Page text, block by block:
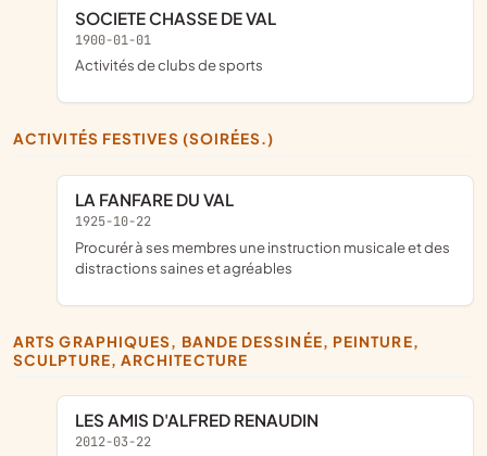
SOCIETE CHASSE DE VAL
1900-01-01
Activités de clubs de sports
ACTIVITÉS FESTIVES (SOIRÉES.)
LA FANFARE DU VAL
1925-10-22
procurér à ses membres une instruction musicale et des
distractions saines et agréables
ARTS GRAPHIQUES, BANDE DESSINÉE, PEINTURE,
SCULPTURE, ARCHITECTURE
LES AMIS D'ALFRED RENAUDIN
2012-03-22